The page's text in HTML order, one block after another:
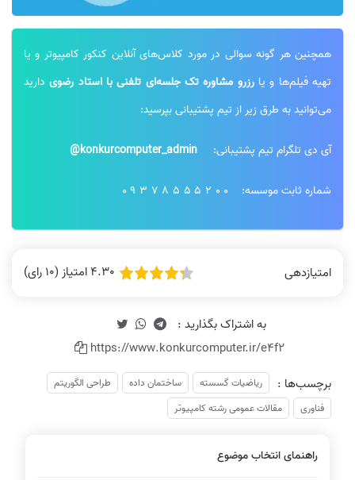
همچنین هر گونه سوالی در مورد کلاس‌های آنلاین کنکور کامپیوتر و یا
تهیه فیلم‌ها و یارزرو مشاوره تک جلسه‌ای تلفنی با استاد رضویدارید
می‌توانید به طرق زیر از تیم پشتیبانی بپرسید:
آی دی تلگرام تیم پشتیبانی: konkurcomputer_admin@
شماره ثابت موسسه: 09378555200
امتیازدهی 4.30 امتیاز (10 رای)
https://www.konkurcomputer.ir/e4f2
برچسب‌ها :
ریاضیات گسسته ساختمان داده
طراحی الگوریتم
فناوری
مقالات عمومی رشته کامپیوتر
راهنمای انتخاب موضوع